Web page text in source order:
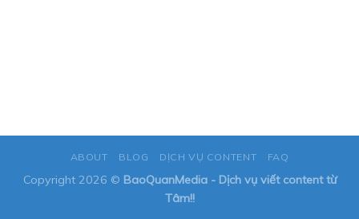
ABOUT BLOG DỊCH VỤ CONTENT FAQ
Copyright 2026 © BaoQuanMedia - Dịch vụ viết content từ
Tâm!!